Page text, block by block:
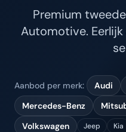
Premium
Automotive.
Aanbod per merk: Audi
Mercedes-Benz
Volkswagen
Jeep Kia